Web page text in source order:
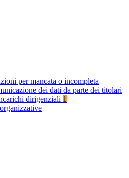
per mancata o incompleta
dei dati da parte dei titolari
dirigenziali 1